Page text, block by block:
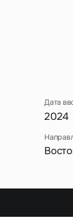
Дата
2024